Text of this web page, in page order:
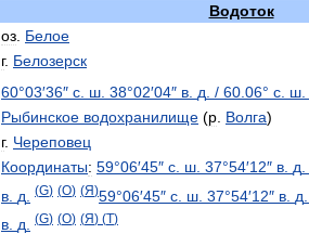
Водоток
оз Белое
г. Белозерск
60°03′36″ с ш 38°02′04″ в д / 60 06° с ш
Рыбинское водохранилище (р Волга)
г. Череповец
Координаты: 59°06′45″ с ш 37°54′12″ в д
в д (G) (O) (Я)59°06′45″ с ш 37°54′12″ в д
в. д. (G) (O) (Я) (T)